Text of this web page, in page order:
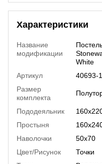
Характеристики
Название
модификации
White
Артикул
40693-1
Размер
комплекта
Пододеяльник
Простыня
Наволочки
50х70
Цвет/Рисунок
Точки